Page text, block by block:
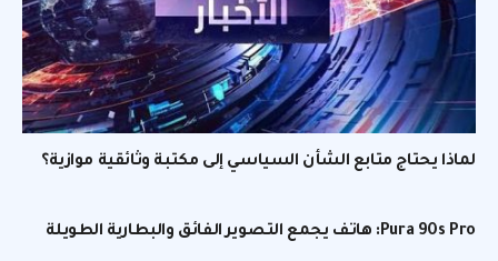
لماذا يحتاج متابع الشأن السياسي إلى مكتبة وثائقية موازية؟
Pura 90s Pro: هاتف يجمع التصوير الفائق والبطارية الطويلة